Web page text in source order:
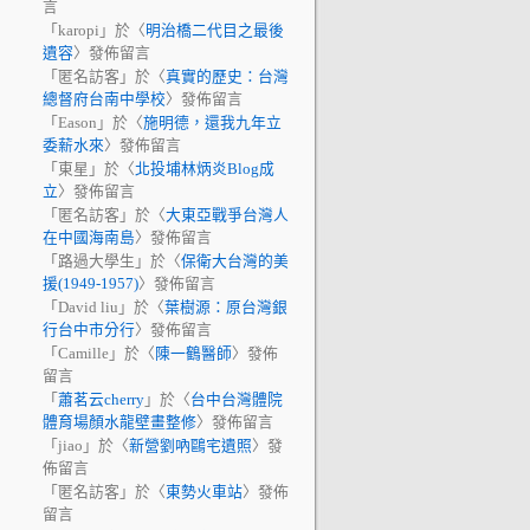
言
「 karopi 」於〈明治橋二代目之最後
遺容〉發佈留言
「 匿名訪客 」於〈真實的歷史：台灣
總督府台南中學校〉發佈留言
「 Eason 」於〈施明德，還我九年立
委薪水來〉發佈留言
「 東星 」於〈北投埔林炳炎Blog成
立〉發佈留言
「 匿名訪客 」於〈大東亞戰爭台灣人
在中國海南島〉發佈留言
「 路過大學生 」於〈保衛大台灣的美
援(1949-1957)〉發佈留言
「 David liu 」於〈葉樹源：原台灣銀
行台中市分行〉發佈留言
「 Camille 」於〈 陳一鶴醫師〉發佈
留言
「 蕭茗云cherry 」於〈台中台灣體院
體育場顏水龍壁畫整修〉發佈留言
「 jiao 」於〈新營劉吶鷗宅遺照〉發
佈留言
「 匿名訪客 」於〈 東勢火車站〉發佈
留言